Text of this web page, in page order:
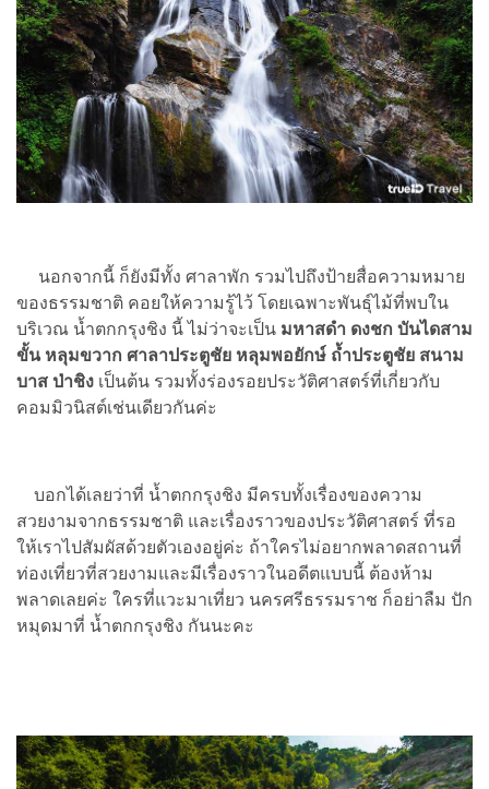
นอกจากนี้ ก็ยังมีทั้ง ศาลาพัก รวมไปถึงป้ายสื่อความหมาย
ของธรรมชาติ คอยให้ความรู้ไว้ โดยเฉพาะพันธุ์ไม้ที่พบใน
บริเวณ น้ำตกกรุงชิง นี้ ไม่ว่าจะเป็น มหาสดำ ดงชก บันไดสาม
ขั้น หลุมขวาก ศาลาประตูชัย หลุมพอยักษ์ ถ้ำประตูชัย สนาม
บาส ป่าชิง เป็นต้น รวมทั้งร่องรอยประวัติศาสตร์ที่เกี่ยวกับ
คอมมิวนิสต์เช่นเดียวกันค่ะ
บอกได้เลยว่าที่ น้ำตกกรุงชิง มีครบทั้งเรื่องของความ
สวยงามจากธรรมชาติ และเรื่องราวของประวัติศาสตร์ ที่รอ
ให้เราไปสัมผัสด้วยตัวเองอยู่ค่ะ ถ้าใครไม่อยากพลาดสถานที่
ท่องเที่ยวที่สวยงามและมีเรื่องราวในอดีตแบบนี้ ต้องห้าม
พลาดเลยค่ะ ใครที่แวะมาเที่ยว นครศรีธรรมราช ก็อย่าลืม ปัก
หมุดมาที่ น้ำตกกรุงชิง กันนะคะ